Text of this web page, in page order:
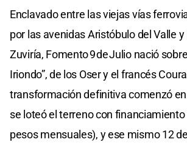
Enclavado entre las viejas vías
por las avenidas Aristóbulo del Valle
Zuviría, Fomento 9 de Julio nació
Iriondo”, de los Oser y el francés
transformación definitiva comenzó
se loteó el terreno con
pesos mensuales), y ese mismo 12